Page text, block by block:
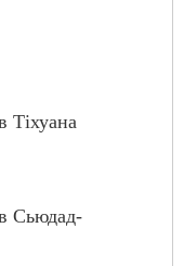
Тіхуана
Сьюдад-